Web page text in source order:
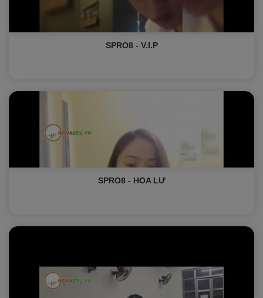
SPRO8 - V.I.P
SPRO8 - HOA LƯ